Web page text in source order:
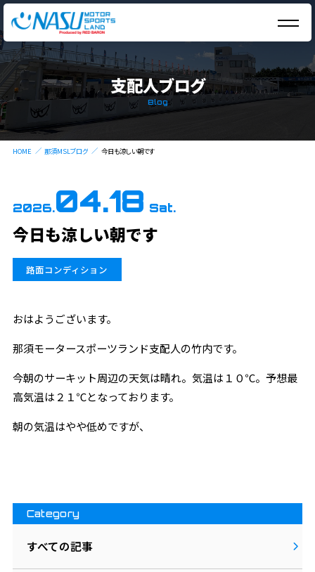
支配人ブログ
Blog
HOME 那須MSLブログ 今日も涼しい朝です
2026.04.18 Sat.
今日も涼しい朝です
路面コンディション
おはようございます。
那須モータースポーツランド支配人の竹内です。
今朝のサーキット周辺の天気は晴れ。気温は１０℃。予想最
高気温は２１℃となっております。
朝の気温はやや低めですが、
Category
すべての記事